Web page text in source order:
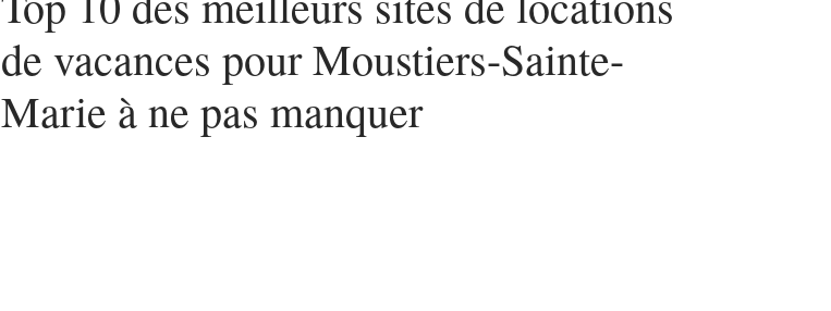
de vacances pour Moustiers-Sainte-
Marie à ne pas manquer